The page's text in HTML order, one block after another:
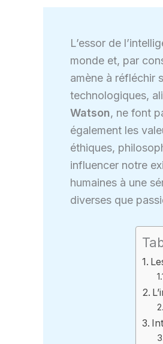
L’essor de
monde et, par
amène à réfléchir
technologiques,
Watson, ne font
également les
éthiques,
influencer notre
humaines à une
diverses que